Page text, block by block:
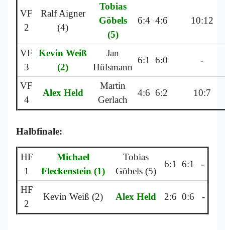
VF
2
Ralf Aigner
(4)
Tobias
Göbels
(5)
6:4 4:6 10:12
VF
3
Kevin Weiß
(2)
Jan
Hülsmann
6:1 6:0 -
VF
4
Alex Held
Martin
Gerlach
4:6 6:2 10:7
Halbfinale:
HF
1
Michael
Fleckenstein (1)
Tobias
Göbels (5)
6:1 6:1 -
HF
2
Kevin Weiß (2) Alex Held 2:6 0:6 -